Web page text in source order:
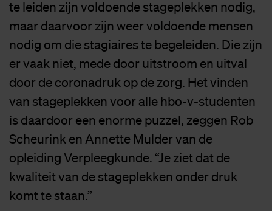
te leiden zijn voldoende stageplekken nodig,
maar daarvoor zijn weer voldoende mensen
nodig om die stagiaires te begeleiden. Die zijn
er vaak niet, mede door uitstroom en uitval
door de coronadruk op de zorg. Het vinden
van stageplekken voor alle hbo-v-studenten
is daardoor een enorme puzzel, zeggen Rob
Scheurink en Annette Mulder van de
opleiding Verpleegkunde. “Je ziet dat de
kwaliteit van de stageplekken onder druk
komt te staan.”